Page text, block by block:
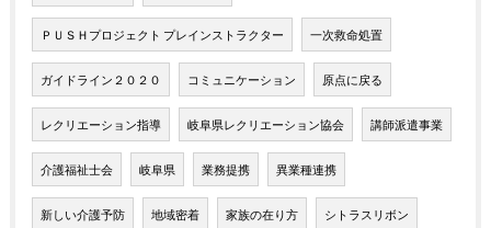
ＰＵＳＨプロジェクト プレインストラクター 一次救命処置
ガイドライン２０２０ コミュニケーション 原点に戻る
レクリエーション指導 岐阜県レクリエーション協会 講師派遣事業
介護福祉士会 岐阜県 業務提携 異業種連携
新しい介護予防 地域密着 家族の在り方 シトラスリボン